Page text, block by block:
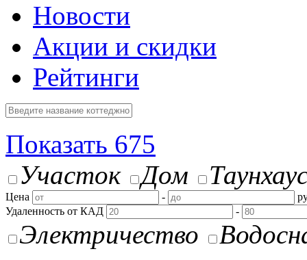
Новости
Акции и скидки
Рейтинги
Показать 675
Участок
Дом
Цена -
Удаленность от КАД
-
Электричество